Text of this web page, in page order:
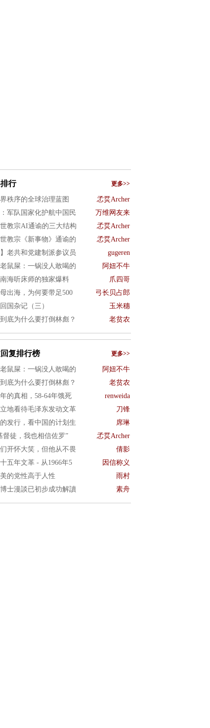
行 更多>>
秩序的全球治理蓝图 孞烎Archer
军队国家化护航中国民 万维网友来
教宗AI通谕的三大结构 孞烎Archer
教宗《新事物》通谕的 孞烎Archer
】老共和党建制派参议员 gugeren
鼠屎：一锅没人敢喝的 阿妞不牛
海听床师的独家爆料 爪四哥
出海，为何要带足500 弓长贝占郎
国杂记（三） 玉米穗
底为什么要打倒林彪？ 老贫农
复排行榜 更多>>
鼠屎：一锅没人敢喝的 阿妞不牛
底为什么要打倒林彪？ 老贫农
的真相，58-64年饿死 renweida
地看待毛泽东发动文革 刀锋
发行，看中国的计划生 席琳
督徒，我也相信佐罗” 孞烎Archer
开怀大笑，但他从不畏 倩影
五年文革 - 从1966年5 因信称义
的党性高于人性 雨村
士漫談已初步成功解讀 素舟